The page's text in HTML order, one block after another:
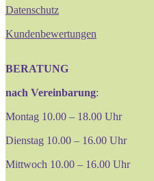
Datenschutz
Kundenbewertungen
BERATUNG
nach Vereinbarung:
Montag 10.00 – 18.00 Uhr
Dienstag 10.00 – 16.00 Uhr
Mittwoch 10.00 – 16.00 Uhr